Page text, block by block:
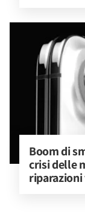
Boom di
crisi delle